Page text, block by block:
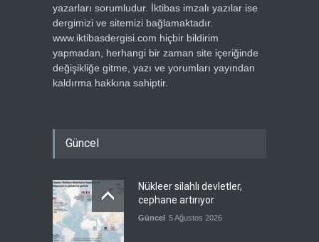
yazarları sorumludur. İktibas imzalı yazılar ise
dergimizi ve sitemizi bağlamaktadır.
www.iktibasdergisi.com hiçbir bildirim
yapmadan, herhangi bir zaman site içeriğinde
değişikliğe gitme, yazı ve yorumları yayından
kaldırma hakkına sahiptir.
Güncel
Nükleer silahlı devletler,
cephane artırıyor
Güncel 5 Ağustos 2026